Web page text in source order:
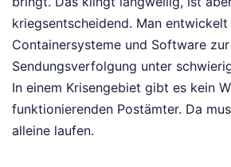
kriegsentscheidend. Man
Containersysteme und Software zur
Sendungsverfolgung unter
In einem Krisengebiet gibt es kein
funktionierenden Postämter. Da
alleine laufen.